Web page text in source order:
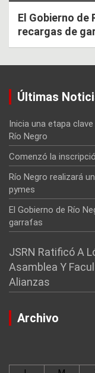
El Gobierno de
recargas de
Últimas
Inicia una etapa
Río Negro
Comenzó la
Río Negro realizará
pymes
El Gobierno de Río
garrafas
JSRN Ratificó A
Asamblea Y
Alianzas
Archivo